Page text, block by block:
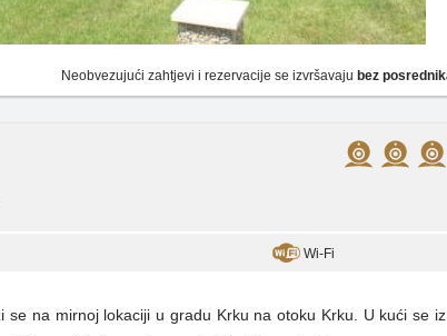
Neobvezujući zahtjevi i rezervacije se izvršavaju bez
Wi-Fi
se na mirnoj lokaciji u gradu Krku na otoku Krku. U kući se